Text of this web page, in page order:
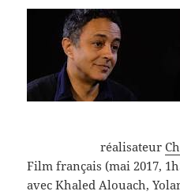
réalisateur
Film français (mai 2017,
avec Khaled Alouach,